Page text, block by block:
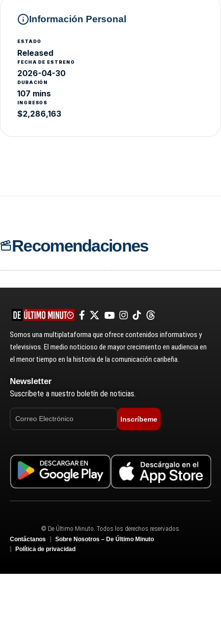
Información Personal
ESTADO
Released
FECHA DE ESTRENO
2026-04-30
DURACIÓN
107 mins
INGRESOS
$2,286,163
Recomendaciones
6.3 PELÍCULA 6.1 PELÍCULA
Somos una multiplataforma que ofrece contenidos informativos y
televisivos. El medio noticioso de mayor crecimiento en audiencia en
el menor tiempo en la historia de la comunicación caribeña.
Newsletter
Suscríbete a nuestro boletín de noticias.
Inscríbeme
© De Último Minuto. Todos los derechos reservados.
Contáctanos
Sobre Nosotros – De Último Minuto
Política de privacidad